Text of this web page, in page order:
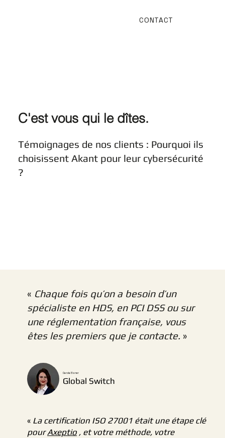
CONTACT
C'est vous qui le dîtes.
Témoignages de nos clients : Pourquoi ils
choisissent Akant pour leur cybersécurité
?
« Chaque fois qu’on a besoin d’un
spécialiste en HDS, en PCI DSS ou sur
une réglementation française, vous
êtes les premiers que je contacte. »
Carola Elsner
Global Switch
« La certification ISO 27001 était une étape clé
pourAxeptio , et votre méthode, votre